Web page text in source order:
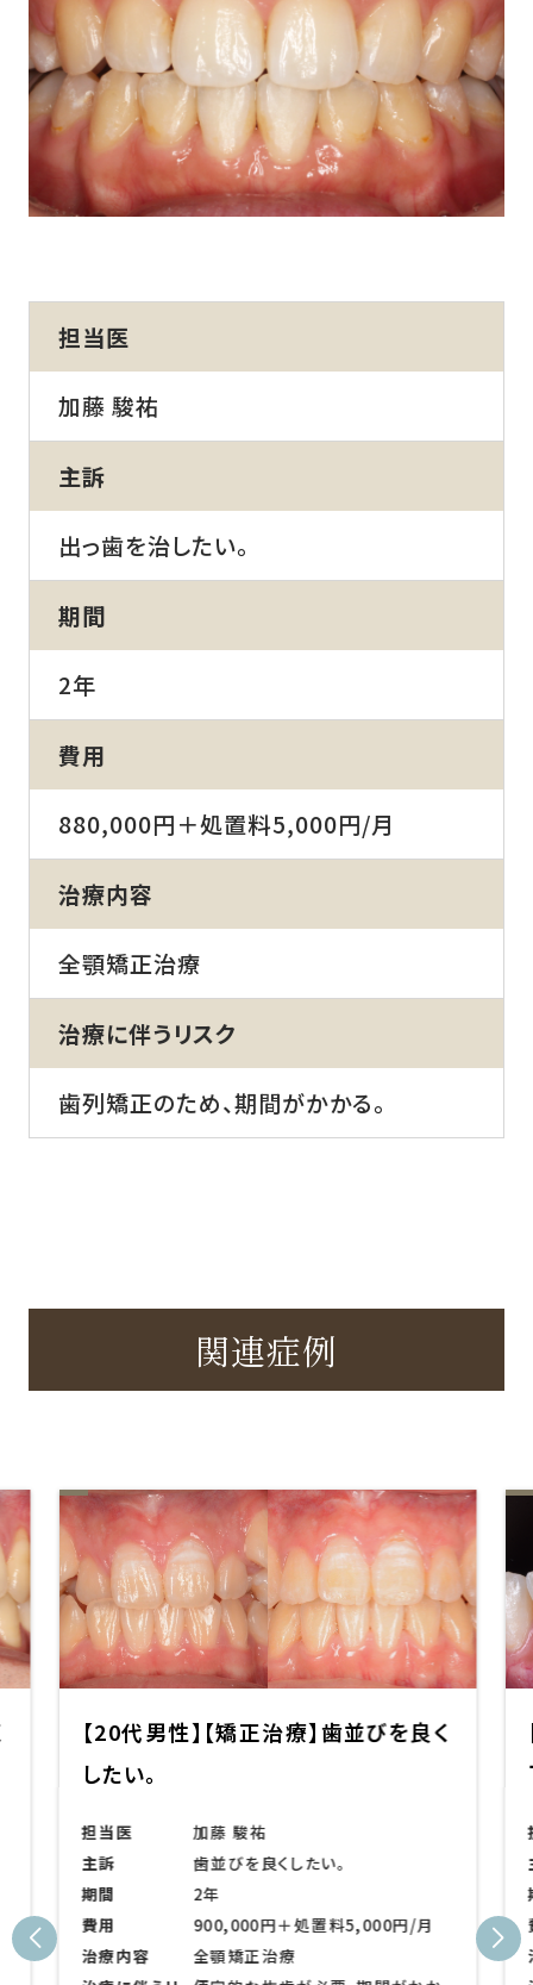
担当医
加藤 駿祐
主訴
出っ歯を治したい。
期間
2年
費用
880,000円＋処置料5,000円/月
治療内容
全顎矯正治療
治療に伴うリスク
歯列矯正のため、期間がかかる。
関連症例
【20代男性】【矯正治療】歯並びを良く
したい。
担当医
加藤 駿祐
主訴
歯並びを良くしたい。
期間
2年
費用
900,000円＋処置料5,000円/月
治療内容
全顎矯正治療